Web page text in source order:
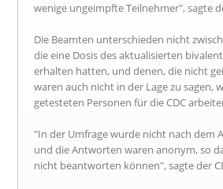
wenige ungeimpfte Teilnehmer", sagte
Die Beamten unterschieden nicht
die eine Dosis des aktualisierten
erhalten hatten, und denen, die nicht
waren auch nicht in der Lage zu sagen,
getesteten Personen für die CDC
"In der Umfrage wurde nicht nach dem
und die Antworten waren anonym, so
nicht beantworten können", sagte der